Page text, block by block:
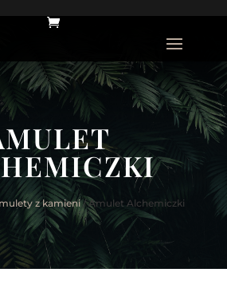
z kamieni/ Amulet Alchemiczki